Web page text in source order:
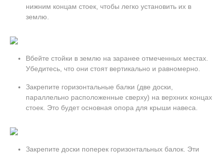
нижним концам стоек, чтобы легко установить их в
землю.
Вбейте стойки в землю на заранее отмеченных местах.
Убедитесь, что они стоят вертикально и равномерно.
Закрепите горизонтальные балки (две доски,
параллельно расположенные сверху) на верхних концах
стоек. Это будет основная опора для крыши навеса.
Закрепите доски поперек горизонтальных балок. Эти